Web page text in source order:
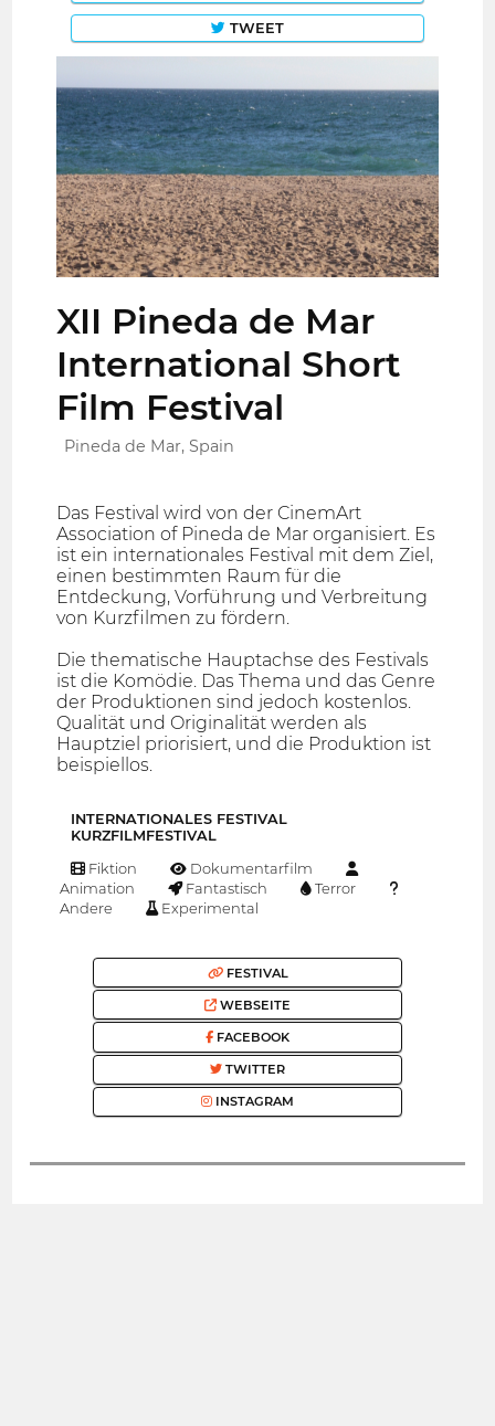
TWEET
XII Pineda de Mar
International Short
Film Festival
Pineda de Mar, Spain
Das Festival wird von der CinemArt
Association of Pineda de Mar organisiert. Es
ist ein internationales Festival mit dem Ziel,
einen bestimmten Raum für die
Entdeckung, Vorführung und Verbreitung
von Kurzfilmen zu fördern.
Die thematische Hauptachse des Festivals
ist die Komödie. Das Thema und das Genre
der Produktionen sind jedoch kostenlos.
Qualität und Originalität werden als
Hauptziel priorisiert, und die Produktion ist
beispiellos.
INTERNATIONALES FESTIVAL
KURZFILMFESTIVAL
Fiktion
Dokumentarfilm
Animation
Fantastisch
Terror
Andere
Experimental
FESTIVAL
WEBSEITE
FACEBOOK
TWITTER
INSTAGRAM